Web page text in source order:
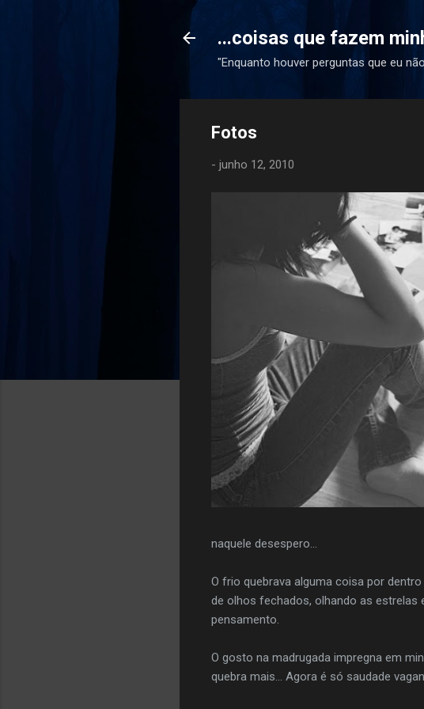
...coisas que fazem
"Enquanto houver perguntas que eu
Fotos
- junho 12, 2010
naquele desespero...
O frio quebrava alguma coisa por
de olhos fechados, olhando as estrelas
pensamento.
O gosto na madrugada impregna em
quebra mais... Agora é só saudade